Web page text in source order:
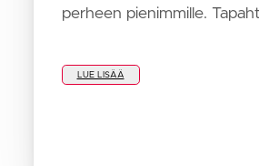
perheen pienimmille.
LUE LISÄÄ